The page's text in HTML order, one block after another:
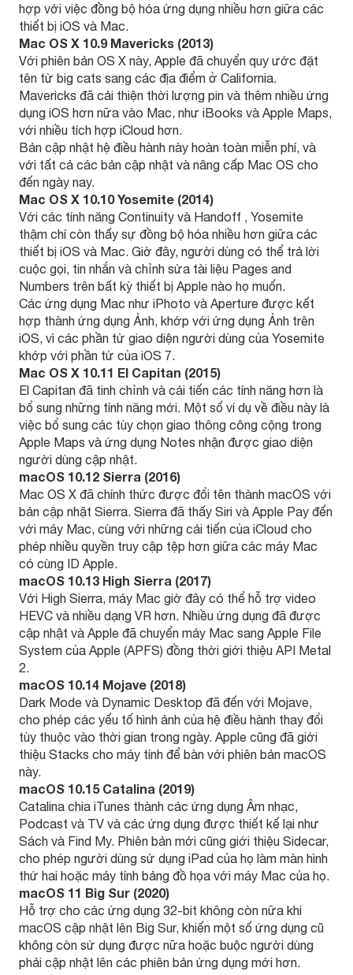
hợp với việc đồng bộ hóa ứng dụng nhiều hơn giữa các
thiết bị iOS và Mac.
Mac OS X 10.9 Mavericks (2013)
Với phiên bản OS X này, Apple đã chuyển quy ước đặt
tên từ big cats sang các địa điểm ở California.
Mavericks đã cải thiện thời lượng pin và thêm nhiều ứng
dụng iOS hơn nữa vào Mac, như iBooks và Apple Maps,
với nhiều tích hợp iCloud hơn.
Bản cập nhật hệ điều hành này hoàn toàn miễn phí, và
với tất cả các bản cập nhật và nâng cấp Mac OS cho
đến ngày nay.
Mac OS X 10.10 Yosemite (2014)
Với các tính năng Continuity và Handoff , Yosemite
thậm chí còn thấy sự đồng bộ hóa nhiều hơn giữa các
thiết bị iOS và Mac. Giờ đây, người dùng có thể trả lời
cuộc gọi, tin nhắn và chỉnh sửa tài liệu Pages and
Numbers trên bất kỳ thiết bị Apple nào họ muốn.
Các ứng dụng Mac như iPhoto và Aperture được kết
hợp thành ứng dụng Ảnh, khớp với ứng dụng Ảnh trên
iOS, vì các phần tử giao diện người dùng của Yosemite
khớp với phần tử của iOS 7.
Mac OS X 10.11 El Capitan (2015)
El Capitan đã tinh chỉnh và cải tiến các tính năng hơn là
bổ sung những tính năng mới. Một số ví dụ về điều này là
việc bổ sung các tùy chọn giao thông công cộng trong
Apple Maps và ứng dụng Notes nhận được giao diện
người dùng cập nhật.
macOS 10.12 Sierra (2016)
Mac OS X đã chính thức được đổi tên thành macOS với
bản cập nhật Sierra. Sierra đã thấy Siri và Apple Pay đến
với máy Mac, cùng với những cải tiến của iCloud cho
phép nhiều quyền truy cập tệp hơn giữa các máy Mac
có cùng ID Apple.
macOS 10.13 High Sierra (2017)
Với High Sierra, máy Mac giờ đây có thể hỗ trợ video
HEVC và nhiều dạng VR hơn. Nhiều ứng dụng đã được
cập nhật và Apple đã chuyển máy Mac sang Apple File
System của Apple (APFS) đồng thời giới thiệu API Metal
2.
macOS 10.14 Mojave (2018)
Dark Mode và Dynamic Desktop đã đến với Mojave,
cho phép các yếu tố hình ảnh của hệ điều hành thay đổi
tùy thuộc vào thời gian trong ngày. Apple cũng đã giới
thiệu Stacks cho máy tính để bàn với phiên bản macOS
này.
macOS 10.15 Catalina (2019)
Catalina chia iTunes thành các ứng dụng Âm nhạc,
Podcast và TV và các ứng dụng được thiết kế lại như
Sách và Find My. Phiên bản mới cũng giới thiệu Sidecar,
cho phép người dùng sử dụng iPad của họ làm màn hình
thứ hai hoặc máy tính bảng đồ họa với máy Mac của họ.
macOS 11 Big Sur (2020)
Hỗ trợ cho các ứng dụng 32-bit không còn nữa khi
macOS cập nhật lên Big Sur, khiến một số ứng dụng cũ
không còn sử dụng được nữa hoặc buộc người dùng
phải cập nhật lên các phiên bản ứng dụng mới hơn.